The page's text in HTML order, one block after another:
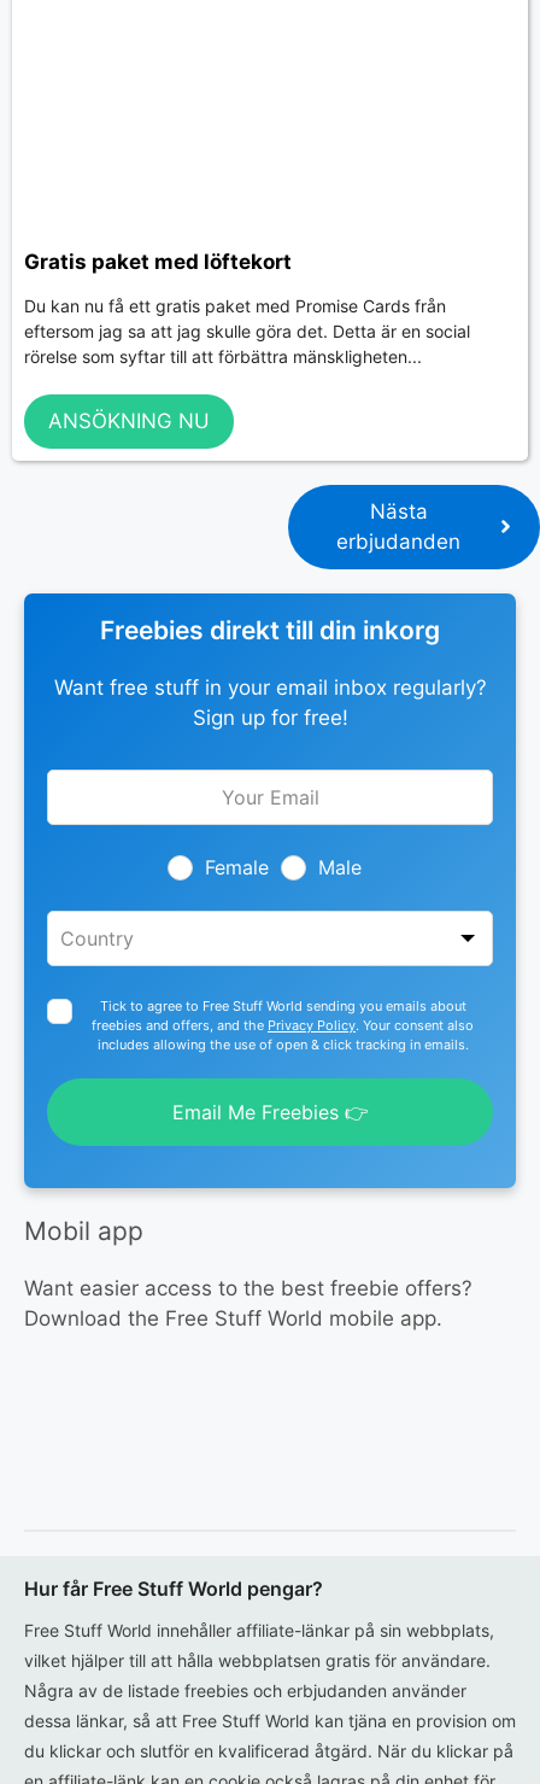
Gratis paket med löftekort
Du kan nu få ett gratis paket med Promise Cards från
eftersom jag sa att jag skulle göra det. Detta är en social
rörelse som syftar till att förbättra mänskligheten...
ANSÖKNING NU
Nästa
erbjudanden
Freebies direkt till din inkorg
Want free stuff in your email inbox regularly?
Sign up for free!
Leave
Female Male
Tick to agree to Free Stuff World sending you emails about
freebies and offers, and the Privacy Policy. Your consent also
includes allowing the use of open & click tracking in emails.
Email Me Freebies 👉
Mobil app
Want easier access to the best freebie offers?
Download the Free Stuff World mobile app.
Hur får Free Stuff World pengar?
Free Stuff World innehåller affiliate-länkar på sin webbplats,
vilket hjälper till att hålla webbplatsen gratis för användare.
Några av de listade freebies och erbjudanden använder
dessa länkar, så att Free Stuff World kan tjäna en provision om
du klickar och slutför en kvalificerad åtgärd. När du klickar på